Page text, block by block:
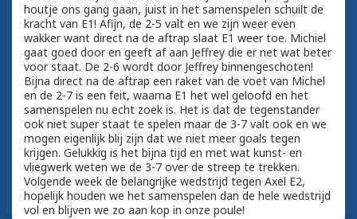
houtje ons gang gaan, juist in het samenspelen schuilt de
kracht van E1! Afijn, de 2-5 valt en we zijn weer even
wakker want direct na de aftrap slaat E1 weer toe. Michiel
gaat goed door en geeft af aan Jeffrey die er net wat beter
voor staat. De 2-6 wordt door Jeffrey binnengeschoten!
Bijna direct na de aftrap een raket van de voet van Michel
en de 2-7 is een feit, waarna E1 het wel geloofd en het
samenspelen nu echt zoek is. Het is dat de tegenstander
ook niet super staat te spelen maar de 3-7 valt ook en we
mogen eigenlijk blij zijn dat we niet meer goals tegen
krijgen. Gelukkig is het bijna tijd en met wat kunst- en
vliegwerk weten we de 3-7 over de streep te trekken.
Volgende week de belangrijke wedstrijd tegen Axel E2,
hopelijk houden we het samenspelen dan de hele wedstrijd
vol en blijven we zo aan kop in onze poule!